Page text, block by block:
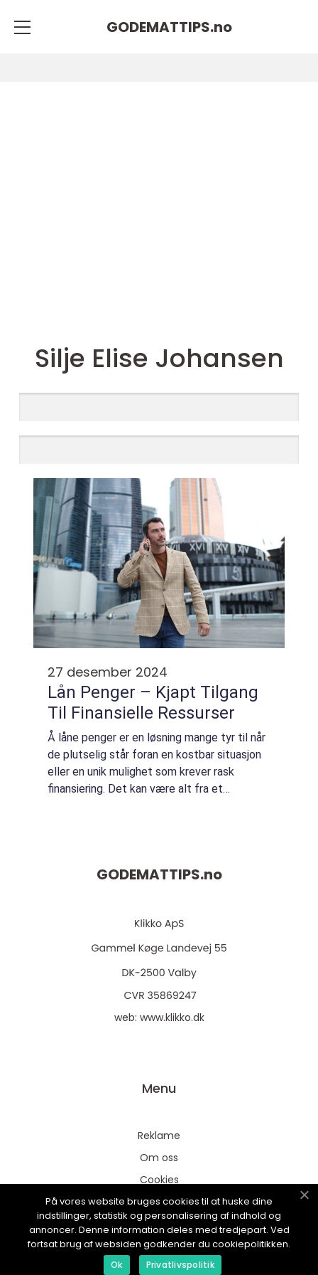
GODEMATTIPS.no
Silje Elise Johansen
27 desember 2024
Lån Penger – Kjapt Tilgang
Til Finansielle Ressurser
Å låne penger er en løsning mange tyr til når
de plutselig står foran en kostbar situasjon
eller en unik mulighet som krever rask
finansiering. Det kan være alt fra et
GODEMATTIPS.no
web: www.klikko.dk
Menu
Reklame
Om oss
Cookies
Kontakt Oss
Sitemap
På vores website bruges cookies til at huske dine
indstillinger, statistik og personalisering af indhold og
annoncer. Denne information deles med tredjepart. Ved
fortsat brug af websiden godkender du cookiepolitikken.
Ok Privatlivspolitik